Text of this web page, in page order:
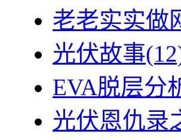
老老实实做
光伏故事
EVA脱层分
光伏恩仇录